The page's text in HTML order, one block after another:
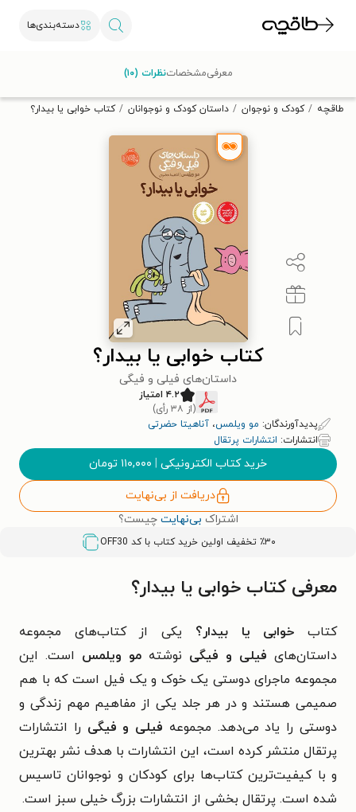
دسته‌بندی‌ها
تخفیف از طاقچه دریافت کن.
طاقچه کودک و نوجوان داستان کودک و نوجوانان کتاب خوابی یا بیدار؟
کتاب خوابی یا بیدار؟
داستا‌ن‌های فیلی و فیگی
۴.۲ امتیاز
(از ۳۸ رأی)
پدیدآورندگان: مو ویلمس، آناهیتا حضرتی
انتشارات: انتشارات پرتقال
خرید کتاب الکترونیکی | ۱۱۰,۰۰۰ تومان
دریافت از بی‌نهایت
اشتراک بی‌نهایت چیست؟
٪۳۰ تخفیف اولین خرید کتاب با کد OFF30
معرفیمشخصاتنظرات (۱۰)
معرفی کتاب خوابی یا بیدار؟
کتاب خوابی یا بیدار؟ یکی از کتاب‌های مجموعه
داستان‌های فیلی و فیگی نوشته مو ویلمس است. این
مجموعه ماجرای دوستی یک خوک و یک فیل است که با هم
صمیمی هستند و در هر جلد یکی از مفاهیم مهم زندگی و
دوستی را یاد می‌دهد. مجموعه فیلی و فیگی را انتشارات
پرتقال منتشر کرده است، این انتشارات با هدف نشر بهترین
و با کیفیت‌ترین کتاب‌ها برای کودکان و نوجوانان تاسیس
شده است. پرتقال بخشی از انتشارات بزرگ خیلی سبز است.